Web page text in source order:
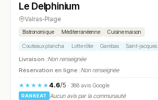
N° 7
Le Delphinium
Valras-Plage
Bistronomique Méditerranéenne Cuisine maison
Couteaux plancha Lotte rôtie Gambas Saint-jacques
Livraison :Non renseignée
Réservation en ligne :Non renseignée
★★★★★4.6/5· 388 avis Google
RANKEAT
Aucun avis par la communauté